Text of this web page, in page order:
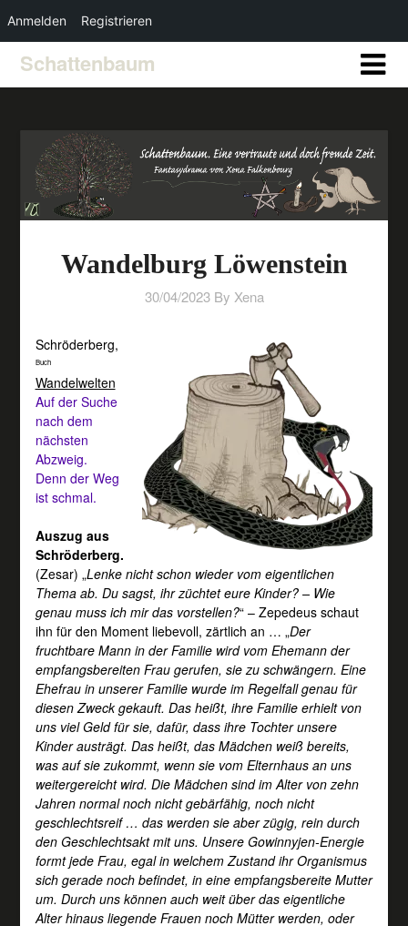
Schattenbaum
Wandelburg Löwenstein
30/04/2023 By Xena
Schröderberg,
Buch
Wandelwelten
Auf der Suche
nach dem
nächsten
Abzweig.
Denn der Weg
ist schmal.
Auszug aus
Schröderberg.
(Zesar) „Lenke nicht schon wieder vom eigentlichen
Thema ab. Du sagst, ihr züchtet eure Kinder? – Wie
genau muss ich mir das vorstellen?“ – Zepedeus schaut
ihn für den Moment liebevoll, zärtlich an … „Der
fruchtbare Mann in der Familie wird vom Ehemann der
empfangsbereiten Frau gerufen, sie zu schwängern. Eine
Ehefrau in unserer Familie wurde im Regelfall genau für
diesen Zweck gekauft. Das heißt, ihre Familie erhielt von
uns viel Geld für sie, dafür, dass ihre Tochter unsere
Kinder austrägt. Das heißt, das Mädchen weiß bereits,
was auf sie zukommt, wenn sie vom Elternhaus an uns
weitergereicht wird. Die Mädchen sind im Alter von zehn
Jahren normal noch nicht gebärfähig, noch nicht
geschlechtsreif … das werden sie aber zügig, rein durch
den Geschlechtsakt mit uns. Unsere Gowinnyjen-Energie
formt jede Frau, egal in welchem Zustand ihr Organismus
sich gerade noch befindet, in eine empfangsbereite Mutter
um. Durch uns können auch weit über das eigentliche
Alter hinaus liegende Frauen noch Mütter werden, oder
Anmelden Registrieren